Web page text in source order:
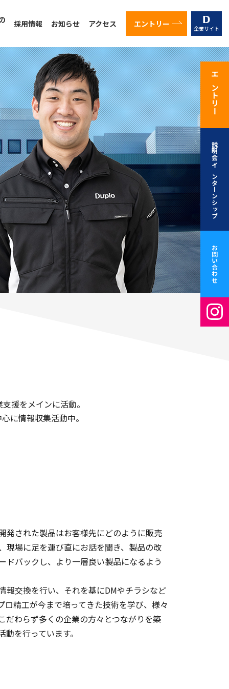
エントリー
説明会・インターンシップ
お問い合わせ
採用情報
お知らせ アクセス エントリー 企業サイト
援をメインに活動。
に情報収集活動中。
発された製品はお客様先にどのように販売
現場に足を運び直にお話を聞き、製品の改
ドバックし、より一層良い製品になるよう
報交換を行い、それを基にDMやチラシなど
精工が今まで培ってきた技術を学び、様々
だわらず多くの企業の方々とつながりを築
を行っています。